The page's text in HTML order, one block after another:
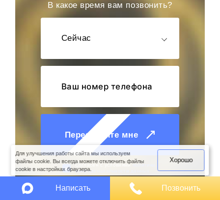
В какое время вам позвонить?
Сейчас
Перезвоните мне
Cогласен с условиямиполитики
конфиденциальности данных
Для улучшения работы сайта мы используем
файлы cookie. Вы всегда можете отключить файлы
cookie в настройках браузера.
Хорошо
Написать Позвонить